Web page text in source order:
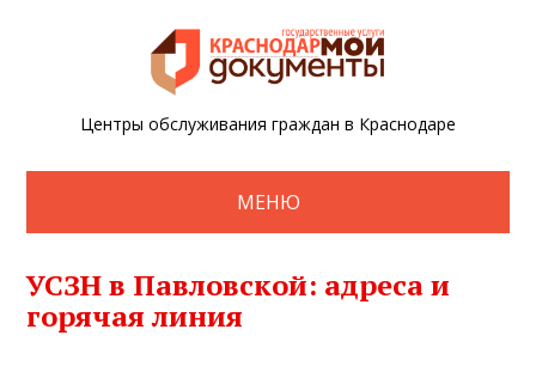
Центры обслуживания граждан в Краснодаре
МЕНЮ
УСЗН в Павловской: адреса и
горячая линия